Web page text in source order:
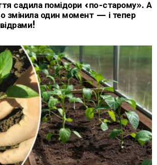
садила помідори «по-старому». А
змінила один момент — і тепер